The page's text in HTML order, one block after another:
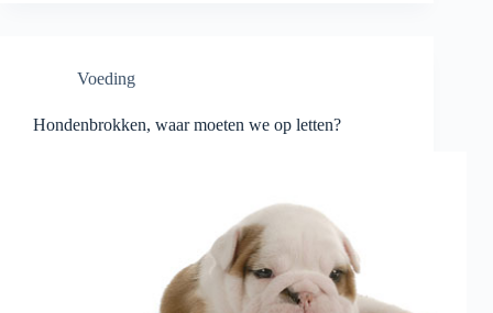
Voeding
Hondenbrokken, waar moeten we op letten?